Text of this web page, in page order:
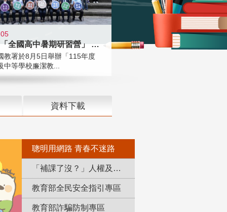
國教署「全國高中暑期研習營」 以多
教署於8月5日舉辦「115年度
中等學校廉潔教...
資料下載
聰明用網路 青春不迷路
「補課了沒？」人權及轉型正義教育專區
教育部全民安全指引專區
教育部詐騙防制專區